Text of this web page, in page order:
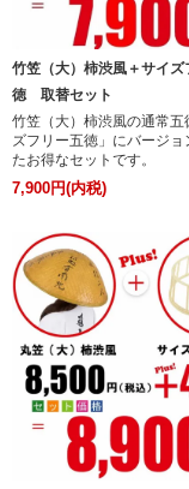
竹笠（大）柿渋風＋サイズ
徳 取替セット
竹笠（大）柿渋風の通常五
ズフリー五徳」にバージョ
たお得なセットです。
7,900円(内税)